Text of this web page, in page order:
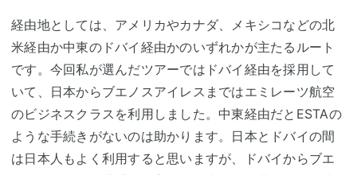
経由地としては、アメリカやカナダ、メキシコなどの北
米経由か中東のドバイ経由かのいずれかが主たるルート
です。今回私が選んだツアーではドバイ経由を採用して
いて、日本からブエノスアイレスまではエミレーツ航空
のビジネスクラスを利用しました。中東経由だとESTAの
ような手続きがないのは助かります。日本とドバイの間
は日本人もよく利用すると思いますが、ドバイからブエ